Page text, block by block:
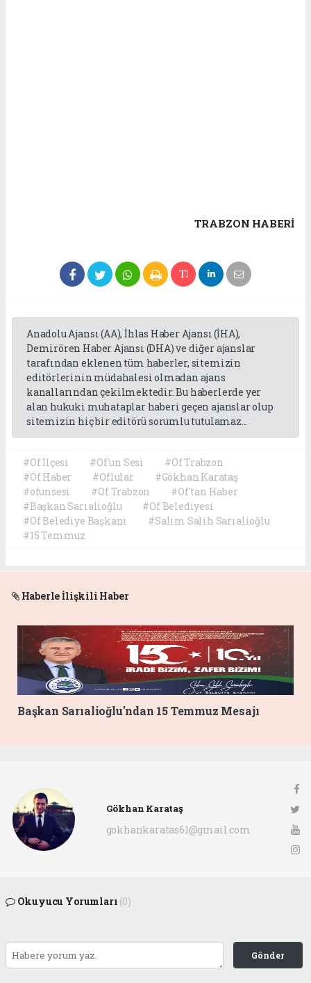
TRABZON HABERİ
Anadolu Ajansı (AA), İhlas Haber Ajansı (İHA),
Demirören Haber Ajansı (DHA) ve diğer ajanslar
tarafından eklenen tüm haberler, sitemizin
editörlerinin müdahalesi olmadan ajans
kanallarından çekilmektedir. Bu haberlerde yer
alan hukuki muhataplar haberi geçen ajanslar olup
sitemizin hiç bir editörü sorumlu tutulamaz...
#Of İlçesi #Of'un Sesi
#Of Trabzon
#Of Haber
#Oflular
#Gökhan Karataş
#ofunsesi
#Of Trabzon
#Of'tan Haber
#Başkan Sarıalioğlu
#Of Belediyesi
#Of Belediye Başkanı
#Salim Salih Sarıalioğlu
#15 Temmuz
Haberle İlişkili Haber
Başkan Sarıalioğlu'ndan 15 Temmuz Mesajı
Gökhan Karataş
gokhankaratas61@gmail.com
Okuyucu Yorumları (0)
Gönder